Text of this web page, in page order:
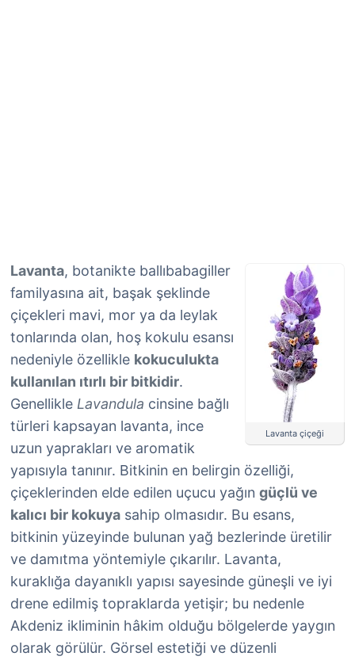
Lavanta çiçeği
Lavanta, botanikte ballıbabagiller
familyasına ait, başak şeklinde
çiçekleri mavi, mor ya da leylak
tonlarında olan, hoş kokulu esansı
nedeniyle özellikle kokuculukta
kullanılan ıtırlı bir bitkidir.
Genellikle Lavandula cinsine bağlı
türleri kapsayan lavanta, ince
uzun yaprakları ve aromatik
yapısıyla tanınır. Bitkinin en belirgin özelliği,
çiçeklerinden elde edilen uçucu yağın güçlü ve
kalıcı bir kokuya sahip olmasıdır. Bu esans,
bitkinin yüzeyinde bulunan yağ bezlerinde üretilir
ve damıtma yöntemiyle çıkarılır. Lavanta,
kuraklığa dayanıklı yapısı sayesinde güneşli ve iyi
drene edilmiş topraklarda yetişir; bu nedenle
Akdeniz ikliminin hâkim olduğu bölgelerde yaygın
olarak görülür. Görsel estetiği ve düzenli